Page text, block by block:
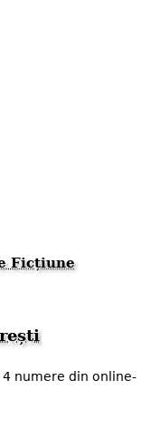
Ficțiune
numere din online-